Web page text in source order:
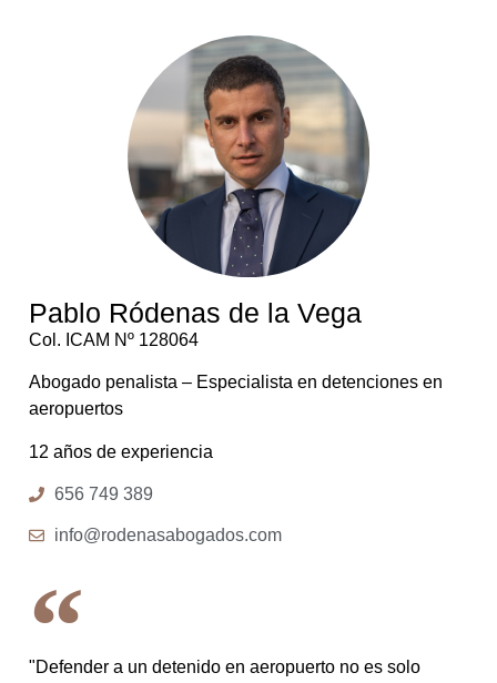
Pablo Ródenas de la Vega
Col. ICAM Nº 128064
Abogado penalista – Especialista en detenciones en
aeropuertos
12 años de experiencia
656 749 389
info@rodenasabogados.com
"Defender a un detenido en aeropuerto no es solo